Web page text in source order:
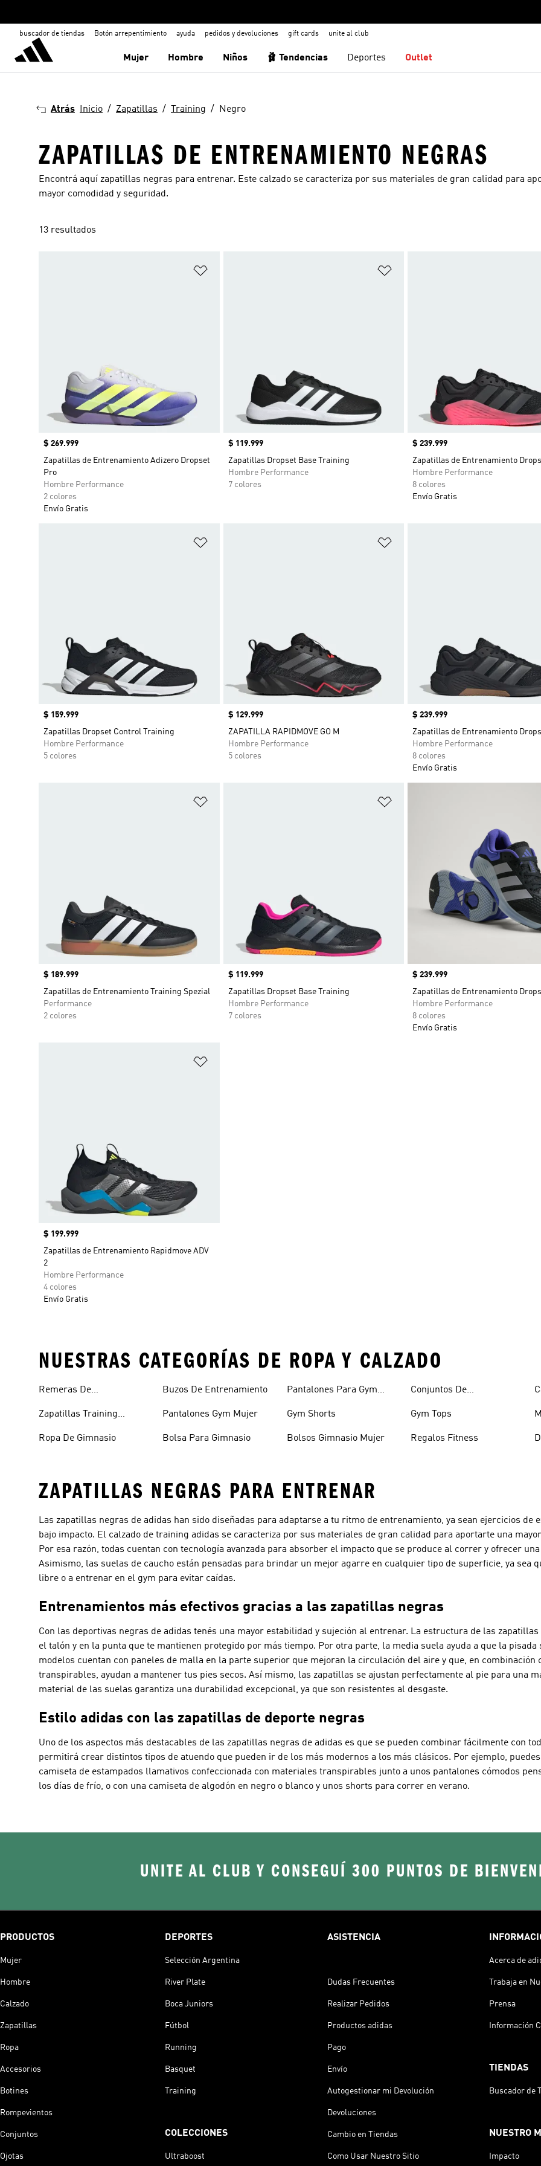
buscador de tiendas Botón arrepentimiento ayuda pedidos y devoluciones gift cards unite al club
Mujer Hombre Niños 🩰 Tendencias Deportes Outlet
Atrás Inicio Zapatillas Training Negro
ZAPATILLAS DE ENTRENAMIENTO NEGRAS
Encontrá aquí zapatillas negras para entrenar. Este calzado se caracteriza por sus materiales de gran calidad para
mayor comodidad y seguridad.
13 resultados
Precio
$ 269.999
Zapatillas de Entrenamiento Adizero Dropset
Pro
Hombre Performance
2 colores
Envío Gratis
Precio
$ 119.999
Zapatillas Dropset Base Training
Hombre Performance
7 colores
Precio
$ 239.999
Zapatillas de Entrenamiento
Hombre Performance
8 colores
Envío Gratis
Precio
$ 159.999
Zapatillas Dropset Control Training
Hombre Performance
5 colores
Precio
$ 129.999
ZAPATILLA RAPIDMOVE GO M
Hombre Performance
5 colores
Precio
$ 239.999
Zapatillas de Entrenamiento
Hombre Performance
8 colores
Envío Gratis
Precio
$ 189.999
Zapatillas de Entrenamiento Training Spezial
Performance
2 colores
Precio
$ 119.999
Zapatillas Dropset Base Training
Hombre Performance
7 colores
Precio
$ 239.999
Zapatillas de Entrenamiento
Hombre Performance
8 colores
Envío Gratis
Precio
$ 199.999
Zapatillas de Entrenamiento Rapidmove ADV
2
Hombre Performance
4 colores
Envío Gratis
NUESTRAS CATEGORÍAS DE ROPA Y CALZADO
Remeras De
Zapatillas Training
Ropa De Gimnasio
Buzos De Entrenamiento
Pantalones Gym Mujer
Bolsa Para Gimnasio
Pantalones Para Gym
Gym Shorts
Bolsos Gimnasio Mujer
Conjuntos De
Gym Tops
Regalos Fitness
ZAPATILLAS NEGRAS PARA ENTRENAR
Las zapatillas negras de adidas han sido diseñadas para adaptarse a tu ritmo de entrenamiento, ya sean ejercicios de
bajo impacto. El calzado de training adidas se caracteriza por sus materiales de gran calidad para aportarte una
Por esa razón, todas cuentan con tecnología avanzada para absorber el impacto que se produce al correr y ofrecer
Asimismo, las suelas de caucho están pensadas para brindar un mejor agarre en cualquier tipo de superficie, ya sea
libre o a entrenar en el gym para evitar caídas.
Entrenamientos más efectivos gracias a las zapatillas negras
Con las deportivas negras de adidas tenés una mayor estabilidad y sujeción al entrenar. La estructura de las
el talón y en la punta que te mantienen protegido por más tiempo. Por otra parte, la media suela ayuda a que la pisada
modelos cuentan con paneles de malla en la parte superior que mejoran la circulación del aire y que, en combinación
transpirables, ayudan a mantener tus pies secos. Así mismo, las zapatillas se ajustan perfectamente al pie para una
material de las suelas garantiza una durabilidad excepcional, ya que son resistentes al desgaste.
Estilo adidas con las zapatillas de deporte negras
Uno de los aspectos más destacables de las zapatillas negras de adidas es que se pueden combinar fácilmente con
permitirá crear distintos tipos de atuendo que pueden ir de los más modernos a los más clásicos. Por ejemplo,
camiseta de estampados llamativos confeccionada con materiales transpirables junto a unos pantalones cómodos
los días de frío, o con una camiseta de algodón en negro o blanco y unos shorts para correr en verano.
UNITE AL CLUB Y CONSEGUÍ 300 PUNTOS DE
PRODUCTOS
Mujer
Hombre
Calzado
Zapatillas
Ropa
Accesorios
Botines
Rompevientos
Conjuntos
Ojotas
DEPORTES
Selección Argentina
River Plate
Boca Juniors
Fútbol
Running
Basquet
Training
COLECCIONES
Ultraboost
ASISTENCIA
Dudas Frecuentes
Realizar Pedidos
Productos adidas
Pago
Envío
Autogestionar mi Devolución
Devoluciones
Cambio en Tiendas
Como Usar Nuestro Sitio
Acerca de
Trabaja en
Prensa
Información
TIENDAS
Buscador de
NUESTRO
Impacto